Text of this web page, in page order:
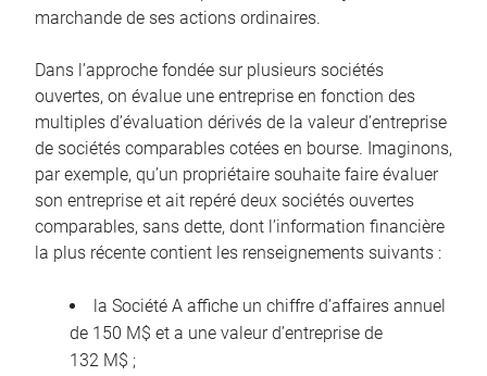
marchande de ses actions ordinaires.
Dans l’approche fondée sur plusieurs sociétés
ouvertes, on évalue une entreprise en fonction des
multiples d’évaluation dérivés de la valeur d’entreprise
de sociétés comparables cotées en bourse. Imaginons,
par exemple, qu’un propriétaire souhaite faire évaluer
son entreprise et ait repéré deux sociétés ouvertes
comparables, sans dette, dont l’information financière
la plus récente contient les renseignements suivants :
la Société A affiche un chiffre d’affaires annuel
de 150 M$ et a une valeur d’entreprise de
132 M$ ;